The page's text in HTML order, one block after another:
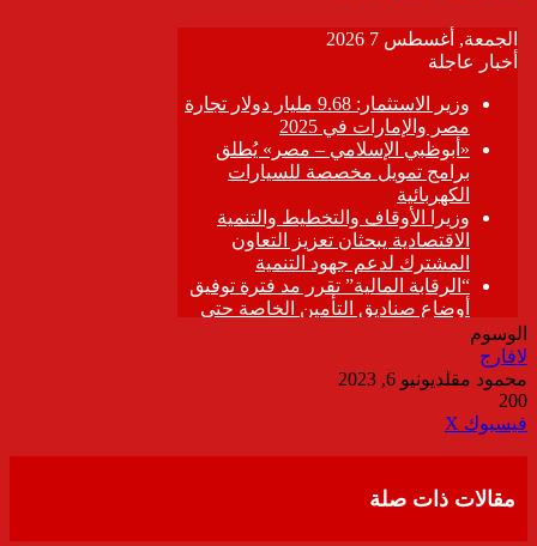
الوسوم
لافارج
محمود مقلديونيو 6, 2023
200
فيسبوك ‫X
مقالات ذات صلة